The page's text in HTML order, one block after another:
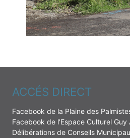
ACCÉS DIRECT
Facebook de la Plaine des
Facebook de l'Espace Culturel Guy
Délibérations de Conseils